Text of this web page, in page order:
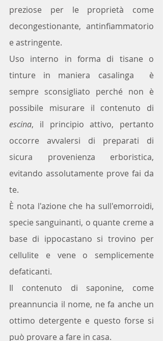
preziose per le proprietà come
decongestionante, antinfiammatorio
e astringente.
Uso interno in forma di tisane o
tinture in maniera casalinga  è
sempre sconsigliato perché non è
escina, il principio attivo, pertanto
occorre avvalersi di preparati di
sicura provenienza erboristica,
evitando assolutamente prove fai da
te.
È nota l'azione che ha sull'emorroidi,
specie sanguinanti, o quante creme a
base di ippocastano si trovino per
cellulite e vene o semplicemente
defaticanti.
Il contenuto di saponine, come
preannuncia il nome, ne fa anche un
ottimo detergente e questo forse si
può provare a fare in casa.